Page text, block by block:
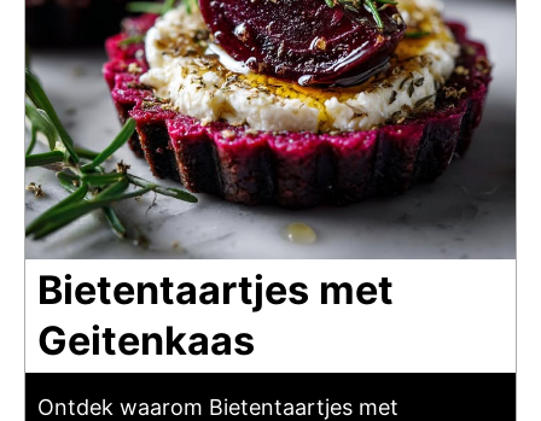
Bietentaartjes met
Geitenkaas
Ontdek waarom Bietentaartjes met